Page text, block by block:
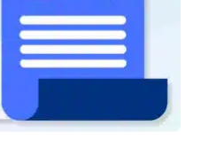
delle Normative sulla
negli USA
alcun aggiornamento sulle
sulla privacy
Termly